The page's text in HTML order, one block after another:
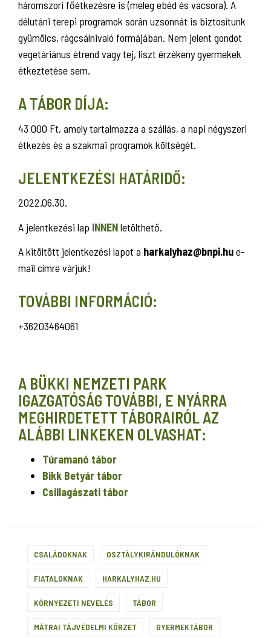
háromszori főétkezésre is (meleg ebéd és vacsora). A
délutáni terepi programok során uzsonnát is biztosítunk
gyümölcs, rágcsálnivaló formájában. Nem jelent gondot
vegetáriánus étrend vagy tej, liszt érzékeny gyermekek
étkeztetése sem.
A TÁBOR DÍJA:
43 000 Ft, amely tartalmazza a szállás, a napi négyszeri
étkezés és a szakmai programok költségét.
JELENTKEZÉSI HATÁRIDŐ:
2022.06.30.
A jelentkezési lap INNENletölthető.
A kitöltött jelentkezési lapot a harkalyhaz@bnpi.hue-
mail címre várjuk!
TOVÁBBI INFORMÁCIÓ:
+36203464061
A BÜKKI NEMZETI PARK
IGAZGATÓSÁG TOVÁBBI, E NYÁRRA
MEGHIRDETETT TÁBORAIRÓL AZ
ALÁBBI LINKEKEN OLVASHAT:
Túramanó tábor
Bikk Betyár tábor
Csillagászati tábor
CSALÁDOKNAK OSZTÁLYKIRÁNDULÓKNAK
FIATALOKNAK HARKALYHAZ.HU
KÖRNYEZETI NEVELÉS TÁBOR
MÁTRAI TÁJVÉDELMI KÖRZET GYERMEKTÁBOR